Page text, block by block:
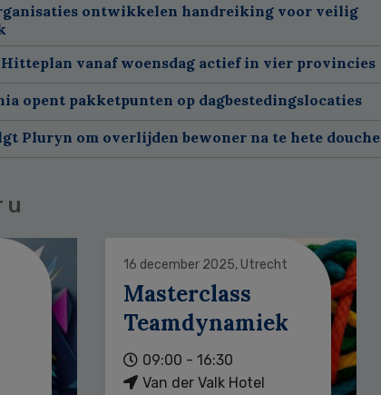
ontwikkelen handreiking voor veilig
vanaf woensdag actief in vier provincies
opent pakketpunten op dagbestedingslocaties
Pluryn om overlijden bewoner na te hete douche
u
16 december 2025, Utrecht
Masterclass
Teamdynamiek
09:00 - 16:30
Van der Valk Hotel